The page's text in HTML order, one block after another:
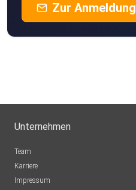
Zur Anmeldung
Unternehmen
Team
Karriere
Impressum